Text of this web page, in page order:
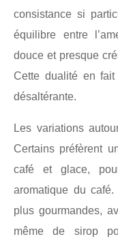
consistance si
équilibre entre
douce et presque
Cette dualité en
désaltérante.
Les variations
Certains préfèrent
café et glace,
aromatique du
plus gourmandes,
même de sirop